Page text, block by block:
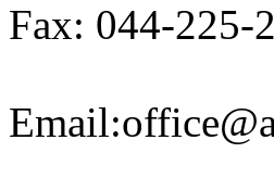
Fax: 044-225-